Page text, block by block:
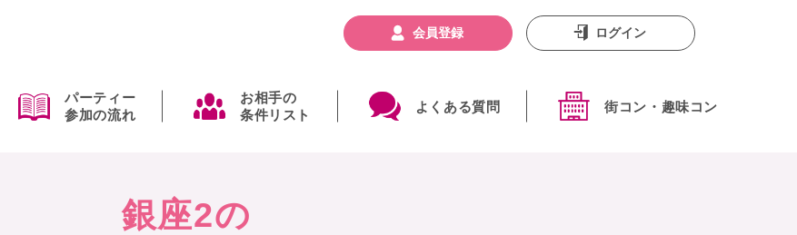
パーティー
参加の流れ
お相手の
条件リスト
よくある質問 街コン・趣味コン
会員登録 ログイン
銀座2の